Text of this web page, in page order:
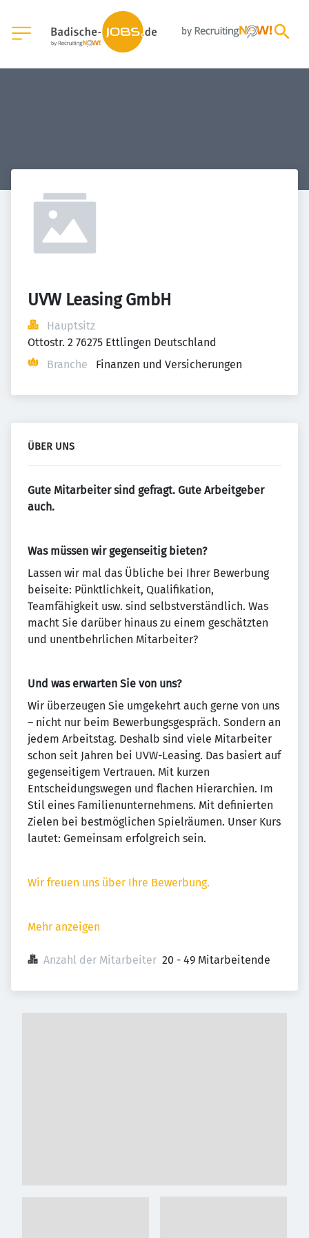
UVW Leasing GmbH
Hauptsitz
Ottostr. 2 76275 Ettlingen Deutschland
Branche
Finanzen und Versicherungen
ÜBER UNS
Gute Mitarbeiter sind gefragt. Gute Arbeitgeber
auch.
Was müssen wir gegenseitig bieten?
Lassen wir mal das Übliche bei Ihrer Bewerbung
beiseite: Pünktlichkeit, Qualifikation,
Teamfähigkeit usw. sind selbstverständlich. Was
macht Sie darüber hinaus zu einem geschätzten
und unentbehrlichen Mitarbeiter?
Und was erwarten Sie von uns?
Wir überzeugen Sie umgekehrt auch gerne von uns
– nicht nur beim Bewerbungsgespräch. Sondern an
jedem Arbeitstag. Deshalb sind viele Mitarbeiter
schon seit Jahren bei UVW-Leasing. Das basiert auf
gegenseitigem Vertrauen. Mit kurzen
Entscheidungswegen und flachen Hierarchien. Im
Stil eines Familienunternehmens. Mit definierten
Zielen bei bestmöglichen Spielräumen. Unser Kurs
lautet: Gemeinsam erfolgreich sein.
Wir freuen uns über Ihre Bewerbung.
Mehr anzeigen
Anzahl der Mitarbeiter 20 - 49 Mitarbeitende